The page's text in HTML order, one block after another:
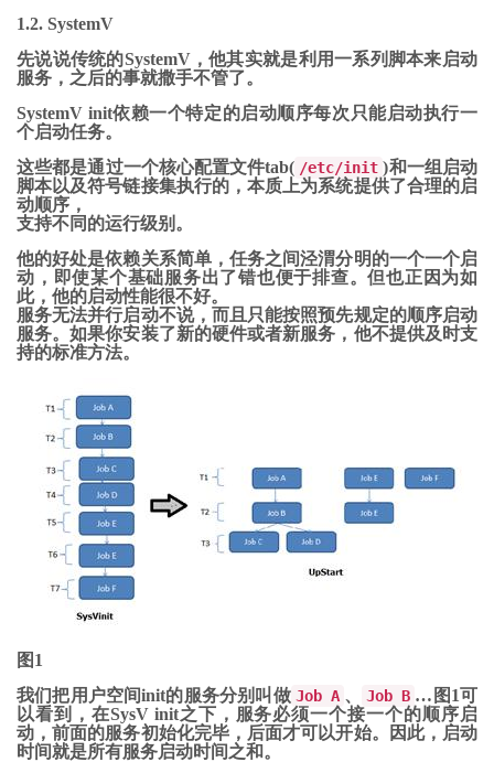
1.2. SystemV
先说说传统的SystemV，他其实就是利用一系列脚本来启动
服务，之后的事就撒手不管了。
SystemV init依赖一个特定的启动顺序每次只能启动执行一
个启动任务。
这些都是通过一个核心配置文件tab( /etc/init )和一组启动
脚本以及符号链接集执行的，本质上为系统提供了合理的启
动顺序，
支持不同的运行级别。
他的好处是依赖关系简单，任务之间泾渭分明的一个一个启
动，即使某个基础服务出了错也便于排查。但也正因为如
此，他的启动性能很不好。
服务无法并行启动不说，而且只能按照预先规定的顺序启动
服务。如果你安装了新的硬件或者新服务，他不提供及时支
持的标准方法。
图1
我们把用户空间init的服务分别叫做 Job A 、 Job B …图1可
以看到，在SysV init之下，服务必须一个接一个的顺序启
动，前面的服务初始化完毕，后面才可以开始。因此，启动
时间就是所有服务启动时间之和。